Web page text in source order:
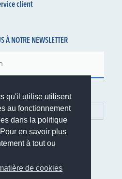
qu'il utilise utilisent
au fonctionnement
dans la politique
en savoir plus
à tout ou
de cookies
client
À NOTRE NEWSLETTER
Srl - TVA IT01390700902